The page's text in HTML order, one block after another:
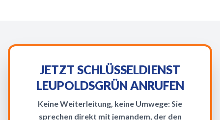
JETZT SCHLÜSSELDIENST
LEUPOLDSGRÜN ANRUFEN
Keine Weiterleitung, keine Umwege: Sie
sprechen direkt mit jemandem, der den